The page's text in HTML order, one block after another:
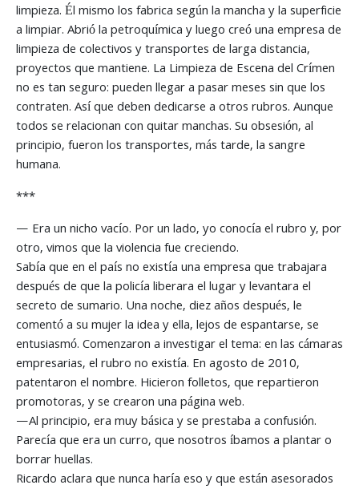
limpieza. Él mismo los fabrica según la mancha y la superficie
a limpiar. Abrió la petroquímica y luego creó una empresa de
limpieza de colectivos y transportes de larga distancia,
proyectos que mantiene. La Limpieza de Escena del Crímen
no es tan seguro: pueden llegar a pasar meses sin que los
contraten. Así que deben dedicarse a otros rubros. Aunque
todos se relacionan con quitar manchas. Su obsesión, al
principio, fueron los transportes, más tarde, la sangre
humana.
***
— Era un nicho vacío. Por un lado, yo conocía el rubro y, por
otro, vimos que la violencia fue creciendo.
Sabía que en el país no existía una empresa que trabajara
después de que la policía liberara el lugar y levantara el
secreto de sumario. Una noche, diez años después, le
comentó a su mujer la idea y ella, lejos de espantarse, se
entusiasmó. Comenzaron a investigar el tema: en las cámaras
empresarias, el rubro no existía. En agosto de 2010,
patentaron el nombre. Hicieron folletos, que repartieron
promotoras, y se crearon una página web.
—Al principio, era muy básica y se prestaba a confusión.
Parecía que era un curro, que nosotros íbamos a plantar o
borrar huellas.
Ricardo aclara que nunca haría eso y que están asesorados